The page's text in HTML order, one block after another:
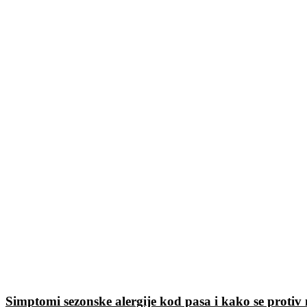
Simptomi sezonske alergije kod pasa i kako se